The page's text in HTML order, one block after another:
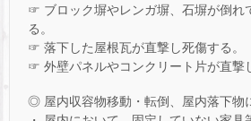
☞ ブロック塀やレンガ塀、石塀が倒れ
る。
☞ 落下した屋根瓦が直撃し死傷する。
☞ 外壁パネルやコンクリート片が直撃
◎ 屋内収容物移動・転倒、屋内落下物